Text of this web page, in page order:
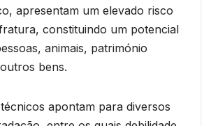
apresentam um elevado risco
constituindo um potencial
animais, património
bens.
apontam para diversos